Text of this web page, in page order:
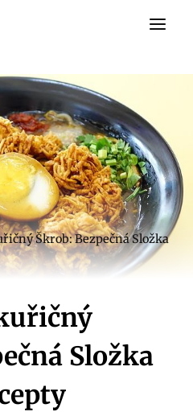
Škrob: Bezpečná Složka
Složka